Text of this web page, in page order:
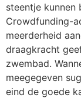
steentje
Crowdfunding-
meerderheid
draagkracht
zwembad.
meegegeven
eind de goede